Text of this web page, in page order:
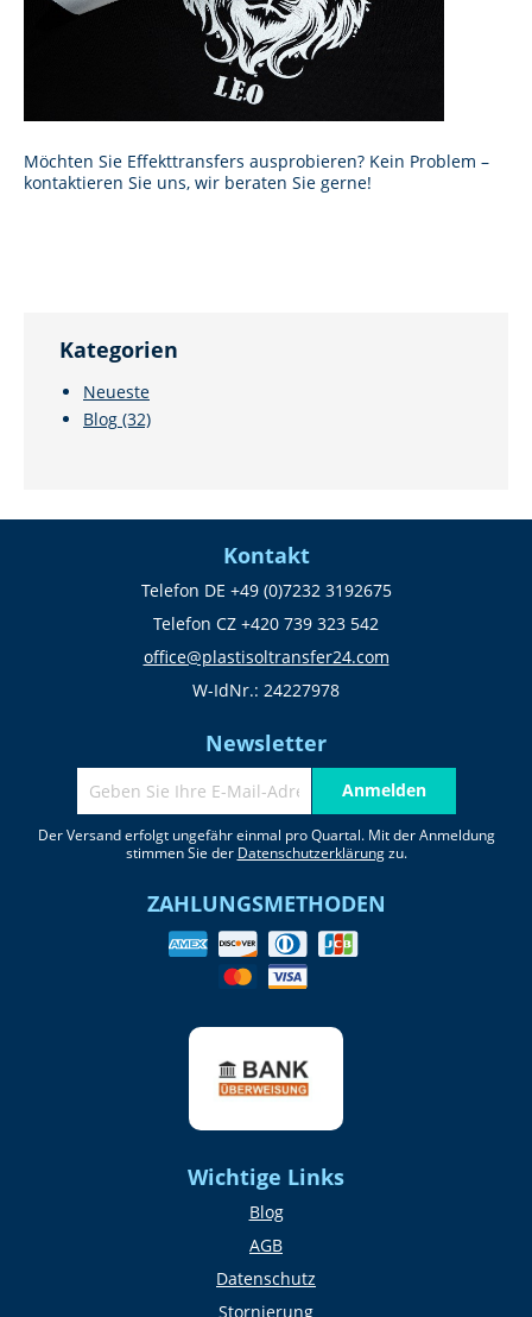
Möchten Sie Effekttransfers ausprobieren? Kein Problem –
kontaktieren Sie uns, wir beraten Sie gerne!
Kategorien
Neueste
Blog (32)
Kontakt
Telefon DE +49 (0)7232 3192675
Telefon CZ +420 739 323 542
office@plastisoltransfer24.com
W-IdNr.: 24227978
Newsletter
Anmelden
Der Versand erfolgt ungefähr einmal pro Quartal. Mit der Anmeldung
stimmen Sie der Datenschutzerklärungzu.
ZAHLUNGSMETHODEN
Wichtige Links
Blog
AGB
Datenschutz
Stornierung